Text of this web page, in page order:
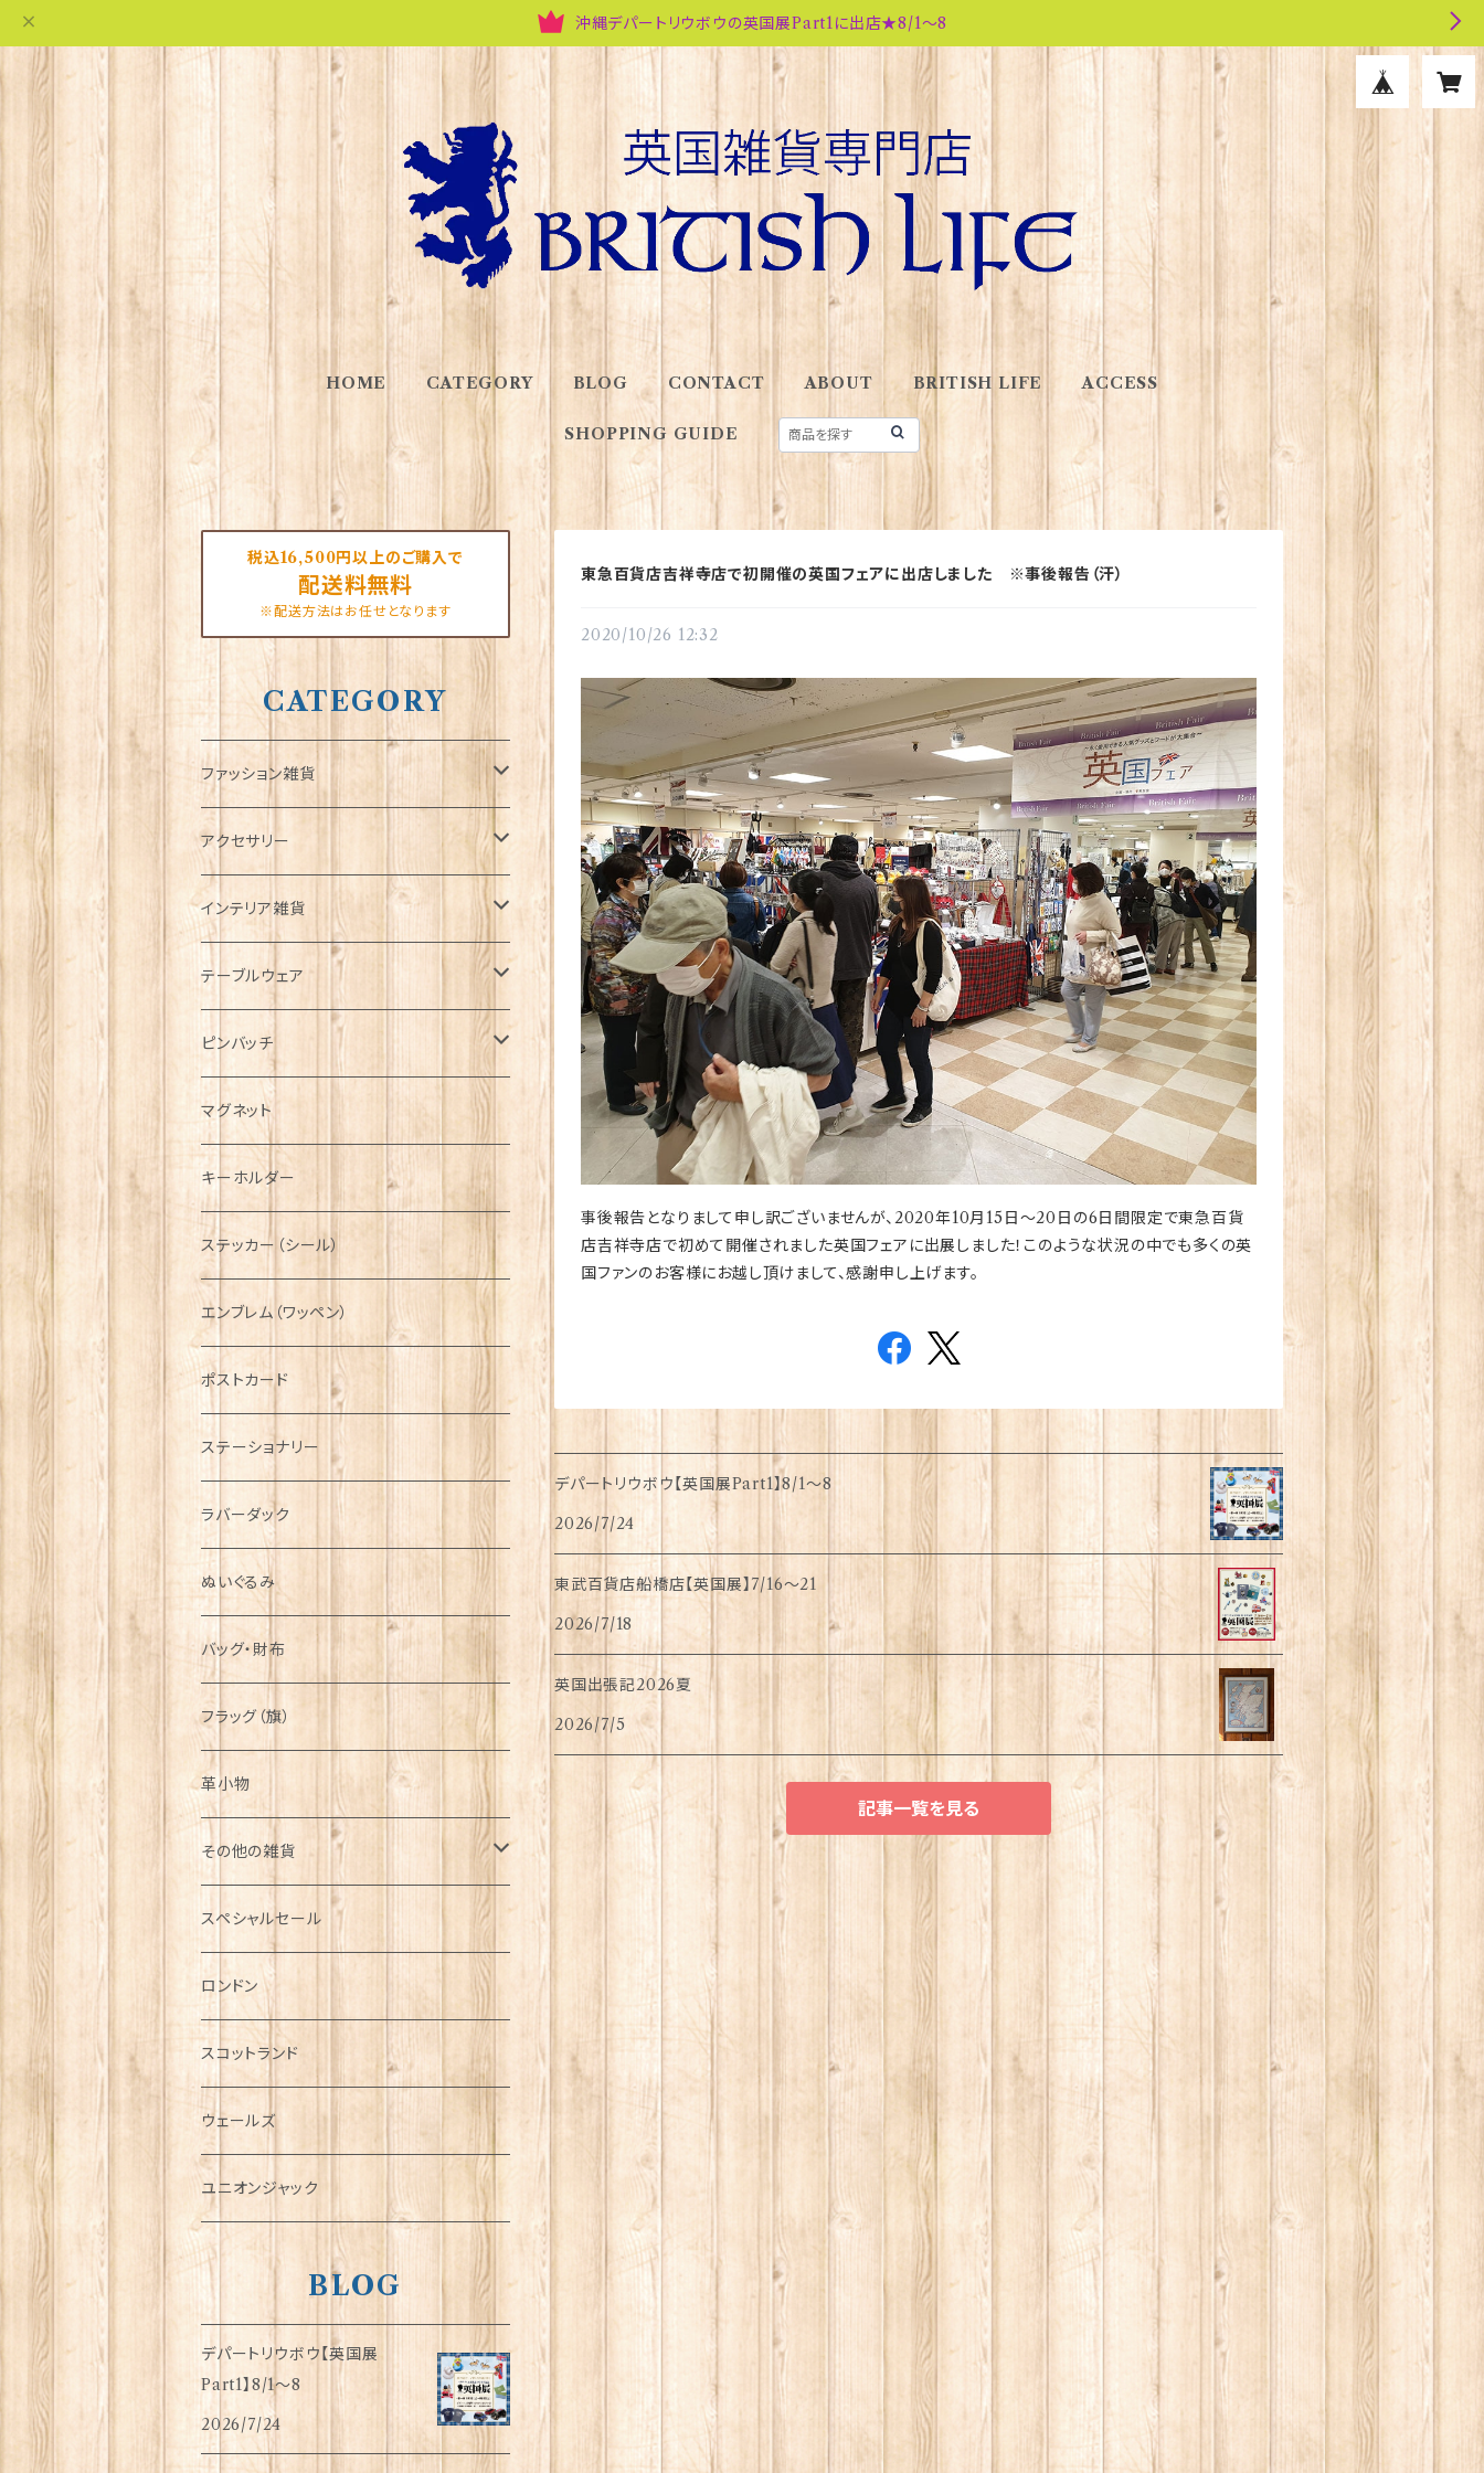
沖縄デパートリウボウの英国展Part1に出店★8/1～8
HOME CATEGORY BLOG CONTACT ABOUT BRITISH LIFE ACCESS
SHOPPING GUIDE
東急百貨店吉祥寺店で初開催の英国フェアに出店しました ※事後報告（汗）
2020/10/26 12:32
事後報告となりまして申し訳ございませんが、2020年10月15日～20日の6日間限定で東急百貨
店吉祥寺店で初めて開催されました英国フェアに出展しました！このような状況の中でも多くの英
国ファンのお客様にお越し頂けまして、感謝申し上げます。
デパートリウボウ【英国展Part1】8/1〜8
2026/7/24
東武百貨店船橋店【英国展】7/16～21
2026/7/18
英国出張記2026夏
2026/7/5
記事一覧を見る
税込16,500円以上のご購入で
配送料無料
※配送方法はお任せとなります
CATEGORY
ファッション雑貨
タータンネクタイ
帽子
キャップ
ハンチング帽
キャスケット
ディアストーカー
ニット帽
Tシャツ
マフラー
タータン【Bronte by Moon】
タータン【Glencroft】
ボタンラップマフラー【Aran Traditions】
サッシュ
スカーフ
ファッションマスク
アクセサリー
ORTAK
ブローチ
ペンダント
チャーム
その他のアクセサリー
インテリア雑貨
インテリア置物
ラブスプーン
ラブスプーン【SION LLEWELLYN】
ラブスプーン【PAUL CURTIS】
ファブリック
テーブルウェア
ティータオル
ペーパーナプキン
ティーコジー
その他テーブルウェア
ピンバッチ
ジェネラルデザイン
乗り物
動物＆植物
国旗＆紋章
音楽＆楽器
ミリタリー
NAVY
AIRFORCE
ARMY
ピューター
マグネット
キーホルダー
ステッカー（シール）
エンブレム（ワッペン）
ポストカード
ステーショナリー
ラバーダック
ぬいぐるみ
バッグ・財布
フラッグ（旗）
革小物
その他の雑貨
ミニカー
チャーム
犬グッズ
傘
指貫(シンブル)
スペシャルセール
ロンドン
スコットランド
ウェールズ
ユニオンジャック
BLOG
デパートリウボウ【英国展
Part1】8/1〜8
2026/7/24